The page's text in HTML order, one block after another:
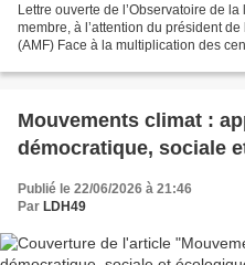
Lettre ouverte de l’Observatoire de
membre, à l’attention du président
(AMF) Face à la multiplication des
Mouvements climat :
démocratique, sociale
Publié le 22/06/2026 à 21:46
Par LDH49